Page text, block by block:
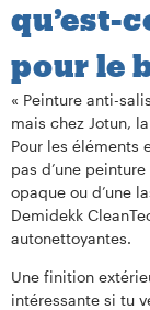
qu’est-
pour le
« Peinture anti-
mais chez Jotun,
Pour les éléments
pas d’une
opaque ou d’une
Demidekk
autonettoyantes.
Une finition
intéressante si tu